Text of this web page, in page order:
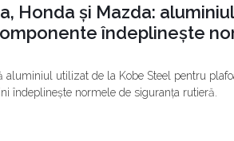
Honda și Mazda:
îndeplinește
aluminiul utilizat de la Kobe Steel pentru
îndeplinește normele de siguranța rutieră.